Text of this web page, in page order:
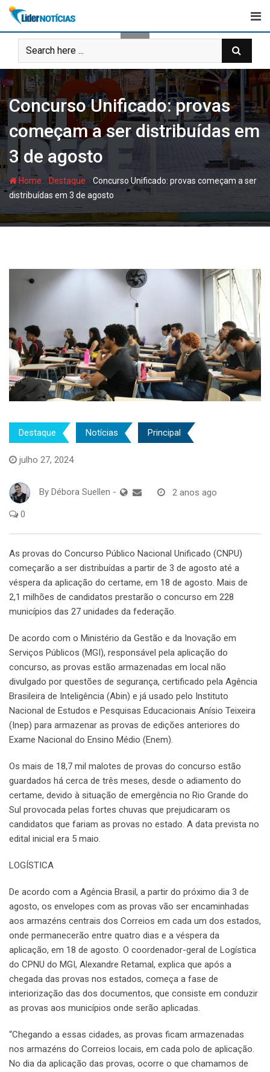
Skip
content
Concurso Unificado: provas
começam a ser distribuídas em
3 de agosto
Home - Destaque -Concurso Unificado: provas começam a ser
distribuídas em 3 de agosto
Destaque Notícias Principal
julho 27, 2024
By Débora Suellen - 2 anos ago
0
As provas do Concurso Público Nacional Unificado (CNPU)
começarão a ser distribuídas a partir de 3 de agosto até a
véspera da aplicação do certame, em 18 de agosto. Mais de
2,1 milhões de candidatos prestarão o concurso em 228
municípios das 27 unidades da federação.
De acordo com o Ministério da Gestão e da Inovação em
Serviços Públicos (MGI), responsável pela aplicação do
concurso, as provas estão armazenadas em local não
divulgado por questões de segurança, certificado pela Agência
Brasileira de Inteligência (Abin) e já usado pelo Instituto
Nacional de Estudos e Pesquisas Educacionais Anísio Teixeira
(Inep) para armazenar as provas de edições anteriores do
Exame Nacional do Ensino Médio (Enem).
Os mais de 18,7 mil malotes de provas do concurso estão
guardados há cerca de três meses, desde o adiamento do
certame, devido à situação de emergência no Rio Grande do
Sul provocada pelas fortes chuvas que prejudicaram os
candidatos que fariam as provas no estado. A data prevista no
edital inicial era 5 maio.
LOGÍSTICA
De acordo com a Agência Brasil, a partir do próximo dia 3 de
agosto, os envelopes com as provas vão ser encaminhadas
aos armazéns centrais dos Correios em cada um dos estados,
onde permanecerão entre quatro dias e a véspera da
aplicação, em 18 de agosto. O coordenador-geral de Logística
do CPNU do MGI, Alexandre Retamal, explica que após a
chegada das provas nos estados, começa a fase de
interiorização das dos documentos, que consiste em conduzir
as provas aos municípios onde serão aplicadas.
“Chegando a essas cidades, as provas ficam armazenadas
nos armazéns do Correios locais, em cada polo de aplicação.
No dia da aplicação das provas, ocorre o que chamamos de